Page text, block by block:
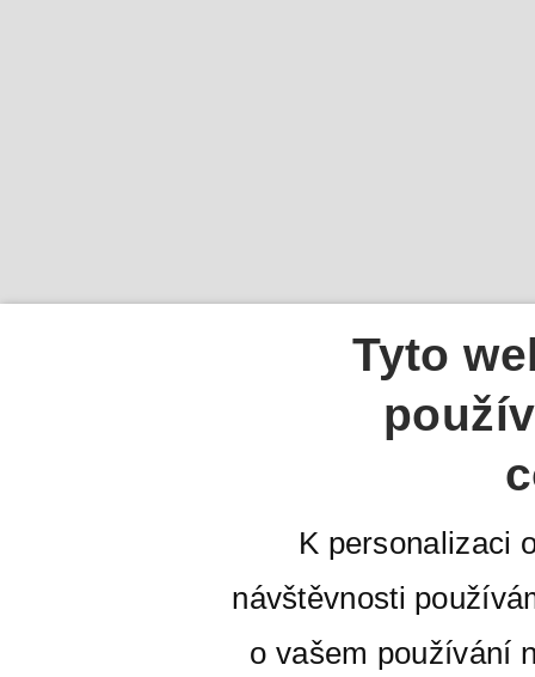
Tyto
K personalizaci
návštěvnosti
o vašem používání